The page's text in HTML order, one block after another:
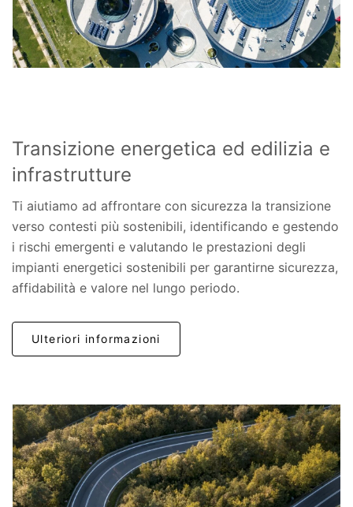
Transizione energetica ed edilizia e
infrastrutture
Ti aiutiamo ad affrontare con sicurezza la transizione
verso contesti più sostenibili, identificando e gestendo
i rischi emergenti e valutando le prestazioni degli
impianti energetici sostenibili per garantirne sicurezza,
affidabilità e valore nel lungo periodo.
Ulteriori informazioni